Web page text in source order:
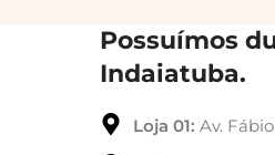
Possuímos
Indaiatuba.
Loja 01: Av.